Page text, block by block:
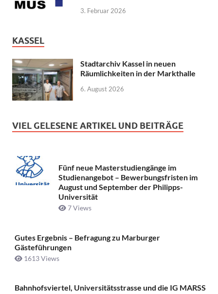
3. Februar 2026
KASSEL
Stadtarchiv Kassel in neuen
Räumlichkeiten in der Markthalle
6. August 2026
VIEL GELESENE ARTIKEL UND BEITRÄGE
Fünf neue Masterstudiengänge im
Studienangebot – Bewerbungsfristen im
August und September der Philipps-
Universität
7 Views
Gutes Ergebnis – Befragung zu Marburger
Gästeführungen
1613 Views
Bahnhofsviertel, Universitätsstrasse und die IG MARSS